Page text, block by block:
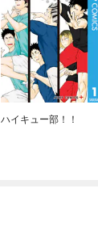
ハイキュー部！！